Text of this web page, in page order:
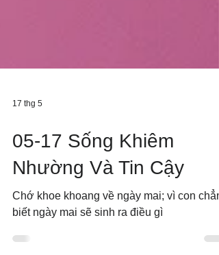
05-17 Sống Khiêm
Nhường Và Tin Cậy
Chớ khoe khoang về ngày mai; vì con